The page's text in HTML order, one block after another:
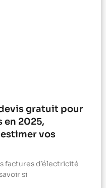
gratuit pour
en 2025,
vos
factures d’électricité
si